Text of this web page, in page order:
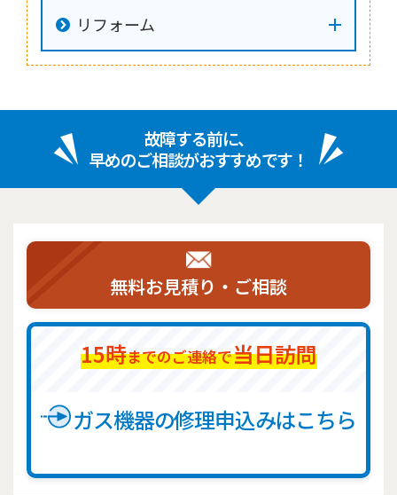
リフォーム
故障する前に、
早めのご相談がおすすめです！
無料お見積り・ご相談
15時までのご連絡で当日訪問
ガス機器の修理申込みはこちら